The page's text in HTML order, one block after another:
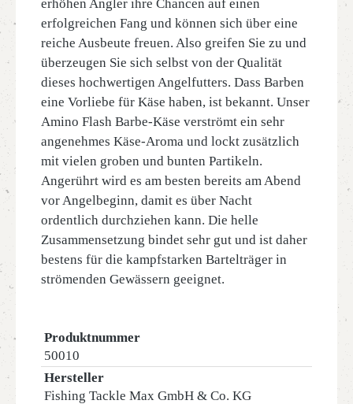
erhöhen Angler ihre Chancen auf einen
erfolgreichen Fang und können sich über eine
reiche Ausbeute freuen. Also greifen Sie zu und
überzeugen Sie sich selbst von der Qualität
dieses hochwertigen Angelfutters. Dass Barben
eine Vorliebe für Käse haben, ist bekannt. Unser
Amino Flash Barbe-Käse verströmt ein sehr
angenehmes Käse-Aroma und lockt zusätzlich
mit vielen groben und bunten Partikeln.
Angerührt wird es am besten bereits am Abend
vor Angelbeginn, damit es über Nacht
ordentlich durchziehen kann. Die helle
Zusammensetzung bindet sehr gut und ist daher
bestens für die kampfstarken Bartelträger in
strömenden Gewässern geeignet.
Produktnummer
50010
Hersteller
Fishing Tackle Max GmbH & Co. KG